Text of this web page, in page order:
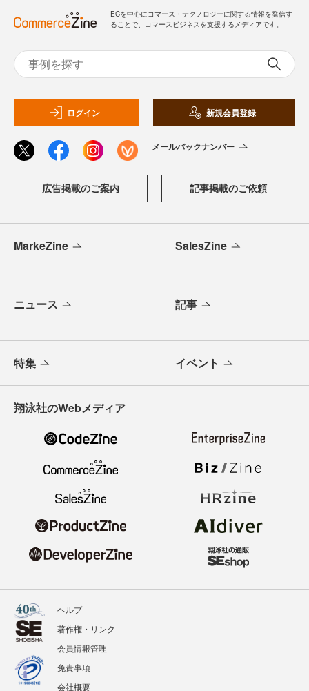
ECを中心にコマース・テクノロジーに関する情報を発信す
ることで、コマースビジネスを支援するメディアです。
ログイン 新規会員登録
メールバックナンバー
広告掲載のご案内 記事掲載のご依頼
MarkeZine SalesZine
ニュース 記事
特集 イベント
翔泳社のWebメディア
ヘルプ
著作権・リンク
会員情報管理
免責事項
会社概要